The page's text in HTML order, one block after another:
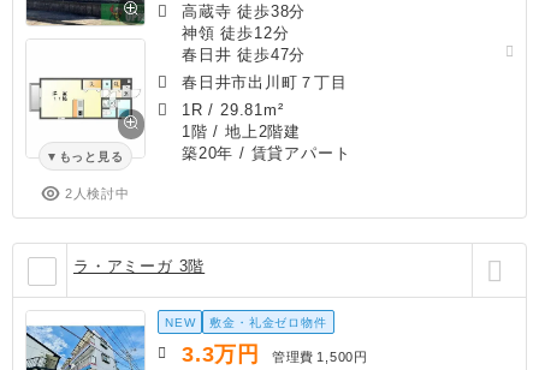
もっと見る
2人検討中
高蔵寺 徒歩38分
神領 徒歩12分
春日井 徒歩47分
春日井市出川町７丁目
1R / 29.81m²
1階 / 地上2階建
築20年 / 賃貸アパート
ラ・アミーガ 3階
NEW 敷金・礼金ゼロ物件
3.3万円 管理費 1,500円